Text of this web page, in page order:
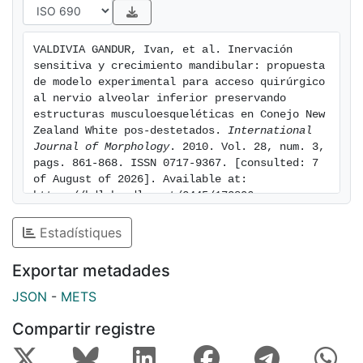
durante 90 días. Se evaluaron los siguientes aspectos:
utilizó un protocolo de valoración de aplicabilidad del
diseño quirúrgico basado en las directrices generales
de Morton y Griffitt para detección de dolor y
disconfort en animales de experimentación y las
directrices específicas del Southwestern Medical
Center para evaluación de dolor y disconfort en
conejos. Según los parámetros analizados, no se
observaron valores indicadores de inaplicabilidad del
protocolo propuesto. El progreso de la herida
quirúrgica se consideró normal. Estudios que analizan
la participación de la inervación sensitiva en aspectos
fisiológicos mandibulares muestran vías quirúrgicas
para modificar la estructura nerviosa que implican
aquí presentado preserva estas estructuras y es bien
tolerado por este animal en etapas tempranas de
VALDIVIA GANDUR, Ivan, et al. Inervación
sensitiva y crecimiento mandibular: propuesta
de modelo experimental para acceso quirúrgico
al nervio alveolar inferior preservando
estructuras musculoesqueléticas en Conejo New
Zealand White pos-destetados. International
Journal of Morphology. 2010. Vol. 28, num. 3,
pags. 861-868. ISSN 0717-9367. [consulted: 7
of August of 2026]. Available at:
https://hdl.handle.net/2445/172806
Estadístiques
Exportar metadades
JSON - METS
Compartir registre